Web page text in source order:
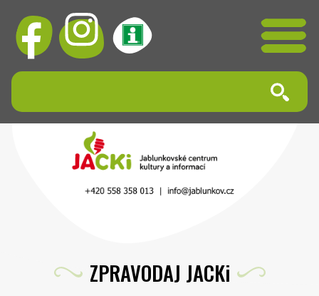
ZPRAVODAJ JACKi